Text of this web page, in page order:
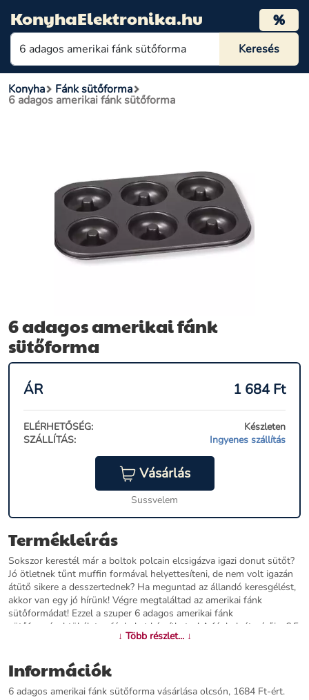
KonyhaElektronika.hu %
Konyha Fánk sütőforma
6 adagos amerikai fánk sütőforma
6 adagos amerikai fánk
sütőforma
ÁR 1 684Ft
ELÉRHETŐSÉG:
Készleten
SZÁLLÍTÁS:
Ingyenes szállítás
Vásárlás
Sussvelem
Termékleírás
Sokszor kerestél már a boltok polcain elcsigázva igazi donut sütőt?
Jó ötletnek tűnt muffin formával helyettesíteni, de nem volt igazán
átütő sikere a desszertednek? Ha meguntad az állandó keresgélést,
akkor van egy jó hírünk! Végre megtaláltad az amerikai fánk
sütőformádat! Ezzel a szuper 6 adagos amerikai fánk
sütőformával tökéletes fánkokat készíthetsz! A fánkok átmérője: 6,5
További információk>>
↓ Több részlet... ↓
Információk
6 adagos amerikai fánk sütőforma vásárlása olcsón, 1684 Ft-ért.